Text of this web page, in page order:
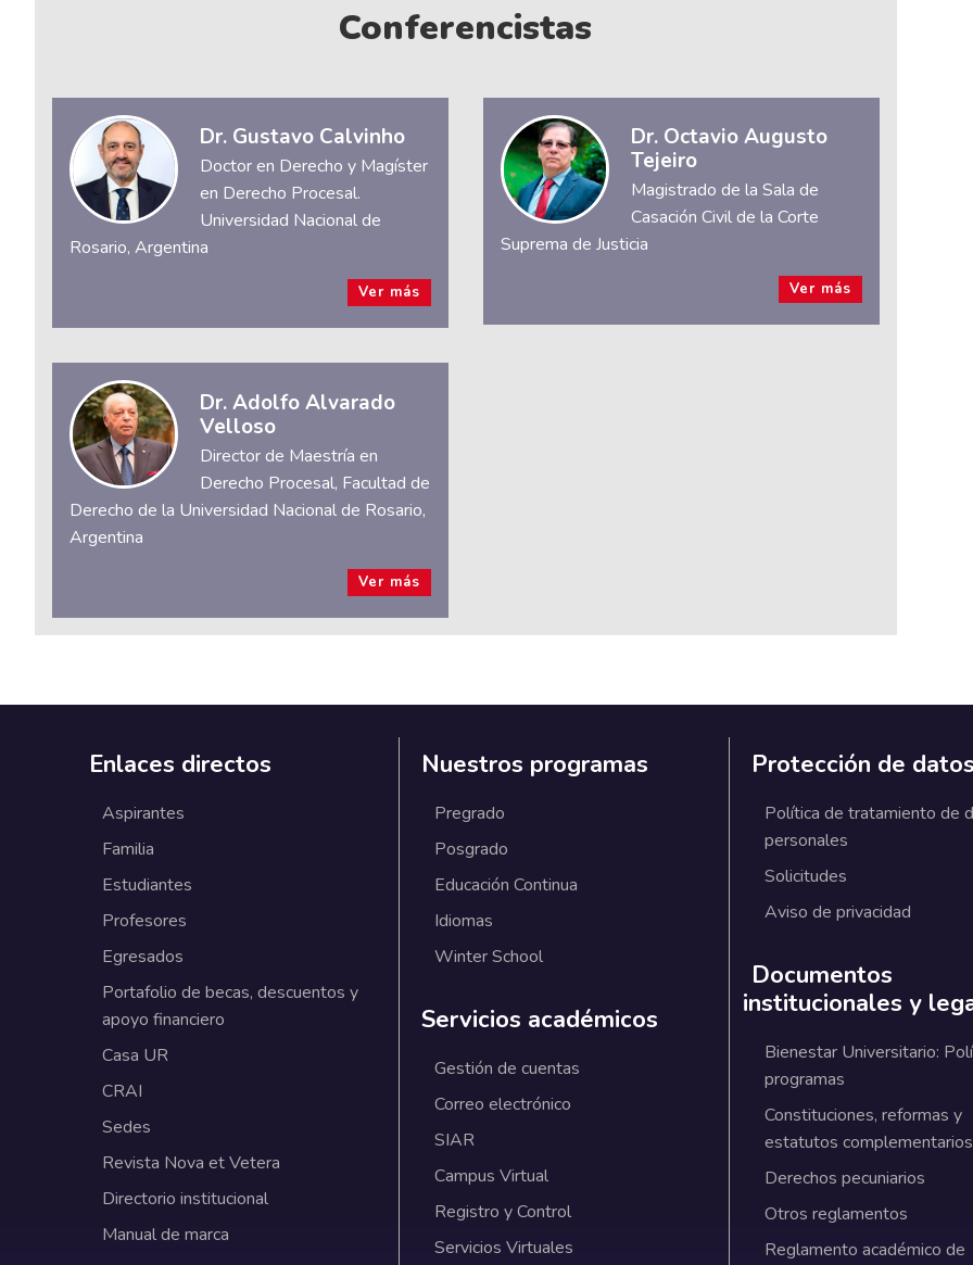
Conferencistas
Dr. Gustavo Calvinho
Doctor en Derecho y Magíster
en Derecho Procesal.
Universidad Nacional de
Rosario, Argentina
Ver más
Dr. Octavio Augusto
Tejeiro
Magistrado de la Sala de
Casación Civil de la Corte
Suprema de Justicia
Ver más
Dr. Adolfo Alvarado
Velloso
Director de Maestría en
Derecho Procesal, Facultad de
Derecho de la Universidad Nacional de Rosario,
Argentina
Ver más
Enlaces directos
Aspirantes
Familia
Estudiantes
Profesores
Egresados
Portafolio de becas, descuentos y
apoyo financiero
Casa UR
CRAI
Sedes
Revista Nova et Vetera
Directorio institucional
Manual de marca
Nuestros programas
Pregrado
Posgrado
Educación Continua
Idiomas
Winter School
Servicios académicos
Gestión de cuentas
Correo electrónico
SIAR
Campus Virtual
Registro y Control
Servicios Virtuales
Protección de datos
Política de tratamiento de
personales
Solicitudes
Aviso de privacidad
Documentos
institucionales y
Bienestar Universitario:
programas
Constituciones, reformas y
estatutos complementarios
Derechos pecuniarios
Otros reglamentos
Reglamento académico de